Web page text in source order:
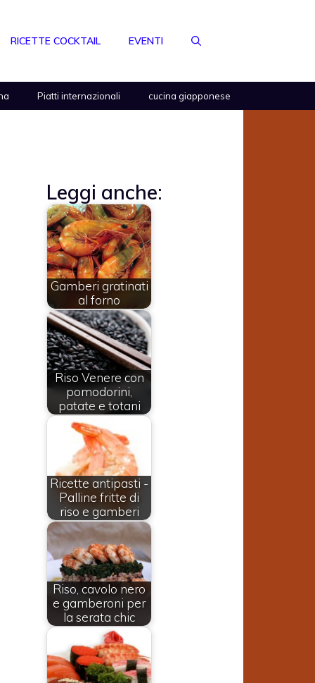
RICETTE COCKTAIL EVENTI
Piatti internazionali cucina giapponese
Leggi anche:
Gamberi gratinati
al forno
Riso Venere con
pomodorini,
patate e totani
Ricette antipasti -
Palline fritte di
riso e gamberi
Riso, cavolo nero
e gamberoni per
la serata chic